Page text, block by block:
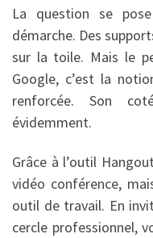
La question se
démarche. Des
sur la toile. Mais le
Google, c’est la
renforcée. Son
évidemment.
Grâce à l’outil
vidéo conférence,
outil de travail. En
cercle professionnel,